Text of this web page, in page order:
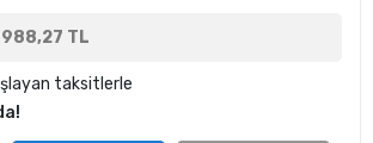
988,27 TL
taksitlerle